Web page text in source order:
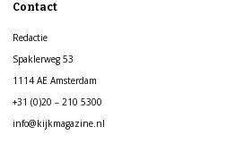
Contact
Redactie
Spaklerweg 53
1114 AE Amsterdam
+31 (0)20 – 210 5300
info@kijkmagazine.nl